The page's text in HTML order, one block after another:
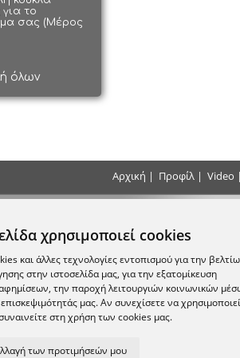
χρησιμοποιεί cookies
και άλλες τεχνολογίες εντοπισμού για την
στην ιστοσελίδα μας, για την εξατομίκευση
την παροχή λειτουργιών κοινωνικών
μας. Αν συνεχίσετε να
στη χρήση των cookies μας.
των προτιμήσεών μου
για το
σας (Μέρος
όλων
Αρχική | Προφίλ | Video |
σας με Κατάθεση, Κατά
ή με Πιστωτική Κάρτα στο
+30
email:
Σας